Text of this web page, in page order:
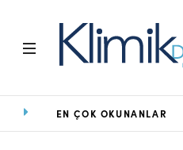
Ana Sayfa
EN ÇOK OKUNANLAR